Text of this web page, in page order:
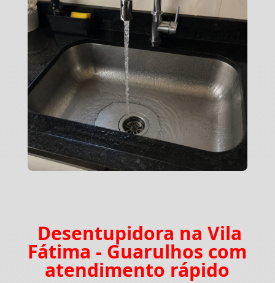
Desentupidora na Vila
Fátima - Guarulhos com
atendimento rápido